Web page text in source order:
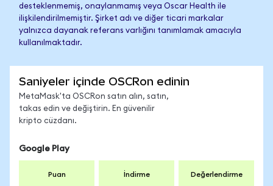
desteklenmemiş, onaylanmamış veya Oscar Health ile
ilişkilendirilmemiştir. Şirket adı ve diğer ticari markalar
yalnızca dayanak referans varlığını tanımlamak amacıyla
kullanılmaktadır.
Saniyeler içinde OSCRon edinin
MetaMask'ta OSCRon satın alın, satın,
takas edin ve değiştirin. En güvenilir
kripto cüzdanı.
Google Play
Puan İndirme Değerlendirme